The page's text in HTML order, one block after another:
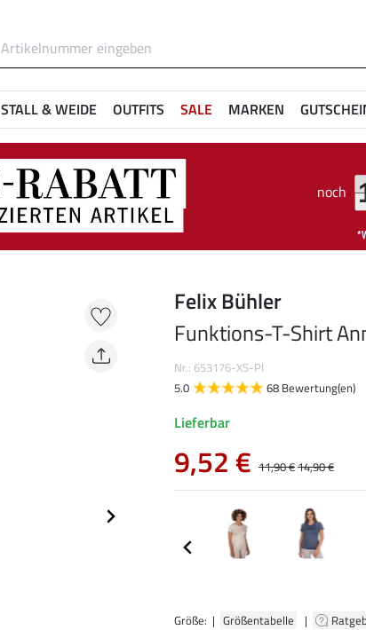
STALL & WEIDE OUTFITS SALE MARKEN
noch
Größe: | Größentabelle |
Felix Bühler
Funktions-T-Shirt
Nr.: 653176-XS-PI
5.0
68 Bewertung(en)
Lieferbar
9,52 € 11,90 €14,90 €